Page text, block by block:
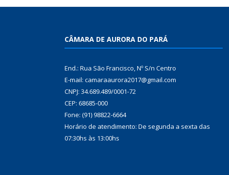
CÂMARA DE AURORA DO PARÁ
End.: Rua São Francisco, Nº S/n Centro
E-mail: camaraaurora2017@gmail.com
CNPJ: 34.689.489/0001-72
CEP: 68685-000
Fone: (91) 98822-6664
Horário de atendimento: De segunda a sexta das
07:30hs às 13:00hs